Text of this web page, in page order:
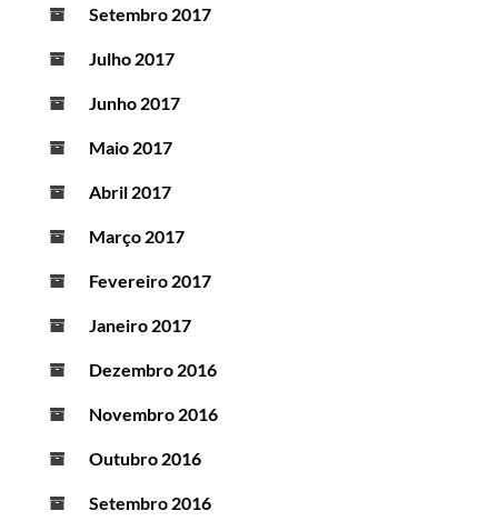
Setembro 2017
Julho 2017
Junho 2017
Maio 2017
Abril 2017
Março 2017
Fevereiro 2017
Janeiro 2017
Dezembro 2016
Novembro 2016
Outubro 2016
Setembro 2016